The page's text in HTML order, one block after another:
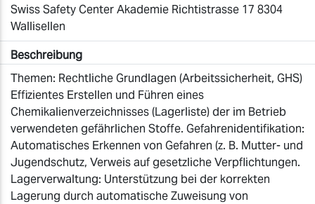
Swiss Safety Center Akademie Richtistrasse 17 8304
Wallisellen
Beschreibung
Themen: Rechtliche Grundlagen (Arbeitssicherheit, GHS)
Effizientes Erstellen und Führen eines
Chemikalienverzeichnisses (Lagerliste) der im Betrieb
verwendeten gefährlichen Stoffe. Gefahrenidentifikation:
Automatisches Erkennen von Gefahren (z. B. Mutter- und
Jugendschutz, Verweis auf gesetzliche Verpflichtungen.
Lagerverwaltung: Unterstützung bei der korrekten
Lagerung durch automatische Zuweisung von